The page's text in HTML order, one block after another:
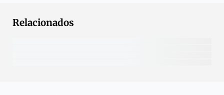
Relacionados